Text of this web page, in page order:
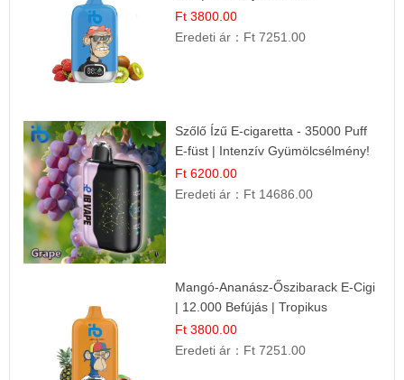
Ft 3800.00
Eredeti ár： Ft 7251.00
Szőlő Ízű E-cigaretta - 35000 Puff
E-füst | Intenzív Gyümölcsélmény!
Ft 6200.00
Eredeti ár： Ft 14686.00
Mangó-Ananász-Őszibarack E-Cigi
| 12.000 Befújás | Tropikus
Gyümölcs Íz
Ft 3800.00
Eredeti ár： Ft 7251.00